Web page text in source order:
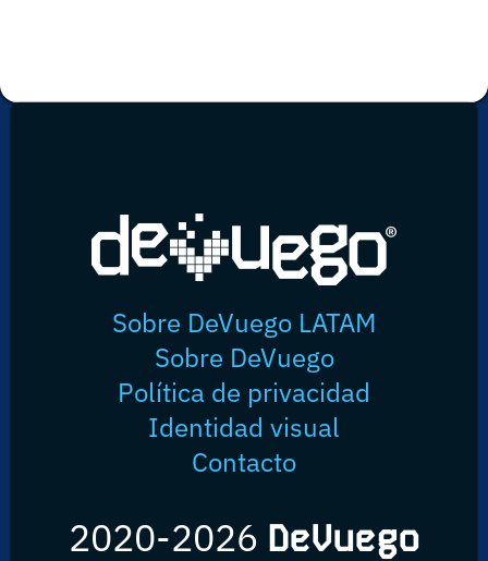
Sobre DeVuego LATAM
Sobre DeVuego
Política de privacidad
Identidad visual
Contacto
2020-2026 DeVuego